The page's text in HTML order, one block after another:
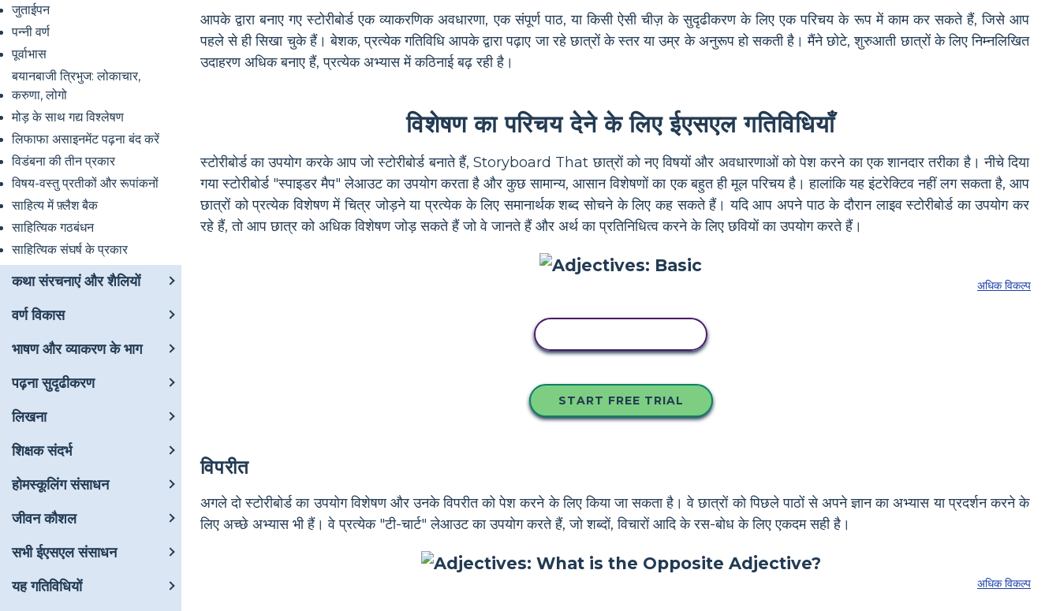
जुताईपन
पन्नी वर्ण
पूर्वाभास
बयानबाजी त्रिभुज: लोकाचार,
करुणा, लोगो
मोड़ के साथ गद्य विश्लेषण
लिफाफा असाइनमेंट पढ़ना बंद करें
विडंबना की तीन प्रकार
विषय-वस्तु प्रतीकों और रूपांकनों
साहित्य में फ़्लैश बैक
साहित्यिक गठबंधन
साहित्यिक संघर्ष के प्रकार
कथा संरचनाएं और शैलियों
वर्ण विकास
भाषण और व्याकरण के भाग
पढ़ना सुदृढीकरण
लिखना
शिक्षक संदर्भ
होमस्कूलिंग संसाधन
जीवन कौशल
सभी ईएसएल संसाधन
यह गतिविधियों
आपके द्वारा बनाए गए स्टोरीबोर्ड एक व्याकरणिक अवधारणा, एक संपूर्ण पाठ, या किसी ऐसी चीज़ के सुदृढीकरण के लिए एक परिचय के रूप में काम कर सकते हैं, जिसे आप
पहले से ही सिखा चुके हैं। बेशक, प्रत्येक गतिविधि आपके द्वारा पढ़ाए जा रहे छात्रों के स्तर या उम्र के अनुरूप हो सकती है। मैंने छोटे, शुरुआती छात्रों के लिए निम्नलिखित
उदाहरण अधिक बनाए हैं, प्रत्येक अभ्यास में कठिनाई बढ़ रही है।
विशेषण का परिचय देने के लिए ईएसएल गतिविधियाँ
स्टोरीबोर्ड का उपयोग करके आप जो स्टोरीबोर्ड बनाते हैं, Storyboard That छात्रों को नए विषयों और अवधारणाओं को पेश करने का एक शानदार तरीका है। नीचे दिया
गया स्टोरीबोर्ड "स्पाइडर मैप" लेआउट का उपयोग करता है और कुछ सामान्य, आसान विशेषणों का एक बहुत ही मूल परिचय है। हालांकि यह इंटरेक्टिव नहीं लग सकता है, आप
छात्रों को प्रत्येक विशेषण में चित्र जोड़ने या प्रत्येक के लिए समानार्थक शब्द सोचने के लिए कह सकते हैं। यदि आप अपने पाठ के दौरान लाइव स्टोरीबोर्ड का उपयोग कर
रहे हैं, तो आप छात्र को अधिक विशेषण जोड़ सकते हैं जो वे जानते हैं और अर्थ का प्रतिनिधित्व करने के लिए छवियों का उपयोग करते हैं।
अधिक विकल्प
START FREE TRIAL
विपरीत
अगले दो स्टोरीबोर्ड का उपयोग विशेषण और उनके विपरीत को पेश करने के लिए किया जा सकता है। वे छात्रों को पिछले पाठों से अपने ज्ञान का अभ्यास या प्रदर्शन करने के
लिए अच्छे अभ्यास भी हैं। वे प्रत्येक "टी-चार्ट" लेआउट का उपयोग करते हैं, जो शब्दों, विचारों आदि के रस-बोध के लिए एकदम सही है।
अधिक विकल्प